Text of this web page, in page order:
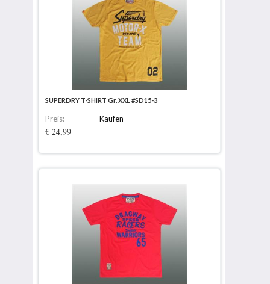
SUPERDRY T-SHIRT Gr. XXL #SD15-3
Preis:
€ 24,99
Kaufen